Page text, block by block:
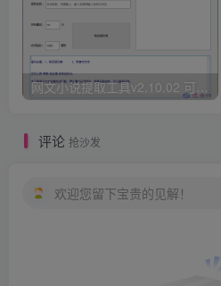
评论 抢沙发
欢迎您留下宝贵的见解！